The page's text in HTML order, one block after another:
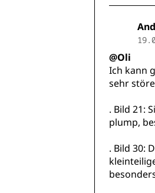
@Oli
Ich kann
sehr
. Bild 21:
plump,
. Bild 30: